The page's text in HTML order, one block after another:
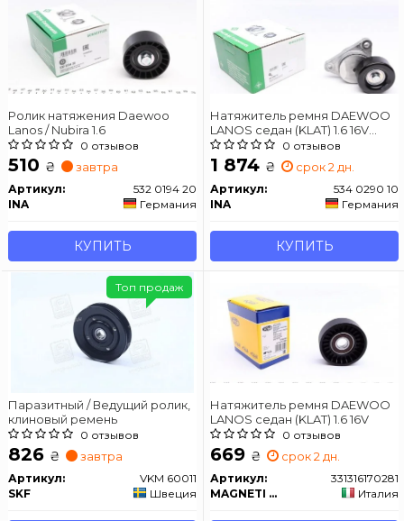
Ролик натяжения Daewoo
Lanos / Nubira 1.6
0 отзывов
510 ₴ завтра
Артикул:
532 0194 20
INA
Германия
КУПИТЬ
Натяжитель ремня DAEWOO
LANOS седан (KLAT) 1.6 16V
CHEVROLET AVEO седан (T250,
T255) 1.5
0 отзывов
1 874 ₴ срок 2 дн.
Артикул:
534 0290 10
INA
Германия
КУПИТЬ
Паразитный / Ведущий ролик,
клиновый ремень
0 отзывов
826 ₴ завтра
Артикул:
VKM 60011
SKF
Швеция
Топ продаж
Натяжитель ремня DAEWOO
LANOS седан (KLAT) 1.6 16V
0 отзывов
669 ₴ срок 2 дн.
Артикул:
331316170281
MAGNETI MARELLI
Италия